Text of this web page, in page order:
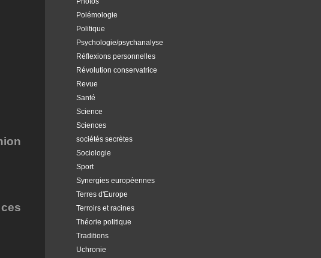
Polémologie
Politique
Psychologie/psychanalyse
Réflexions personnelles
Révolution conservatrice
Revue
Santé
Science
Sciences
sociétés secrètes
Sociologie
Sport
Synergies européennes
Terres d'Europe
Terroirs et racines
Théorie politique
Traditions
Uchronie